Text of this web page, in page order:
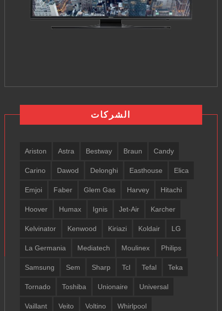
الشركات
Ariston Astra Bestway Braun Candy
Carino Dawod Delonghi Easthouse Elica
Emjoi Faber Glem Gas Harvey Hitachi
Hoover Humax Ignis Jet-Air Karcher
Kelvinator Kenwood Kiriazi Koldair LG
La Germania Mediatech Moulinex Philips
Samsung Sem Sharp Tcl Tefal Teka
Tornado Toshiba Unionaire Universal
Vaillant Veito Voltino Whirlpool